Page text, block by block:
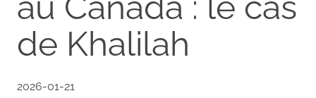
de Khalilah
2026-01-21